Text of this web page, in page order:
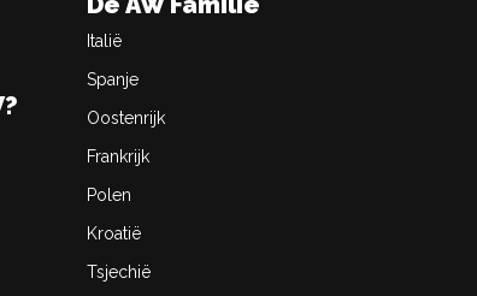
Italië
Spanje
Oostenrijk
Frankrijk
Polen
Kroatië
Tsjechië